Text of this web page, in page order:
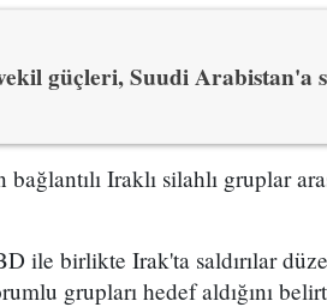
güçleri, Suudi Arabistan'a
Iraklı silahlı gruplar
ile birlikte Irak'ta saldırılar
grupları hedef aldığını